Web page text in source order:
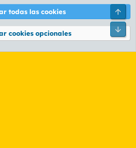
reglas Política de privacidad Ayuda
® © 2010-2026 XenForo Ltd.
todas las cookies
cookies opcionales
Pie